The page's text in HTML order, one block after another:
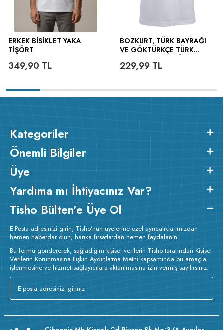
ERKEK BISIKLET YAKA
TIŞÖRT
349,90 TL
BOZKURT, TÜRK BAYRAĞI
VE GÖKTÜRKÇE TÜRK
229,99TL
Kategoriler
Önemli Bilgiler
Üye
Yardıma mı İhtiyacınız Var?
Tisho Bülten'e Üye Ol
E-Posta adresinizi girin, Tisho'nun üyelerine özel ayrıcalıklarımızdan
hemen haberdar olun, harika fırsatlardan hemen faydalanın.
Bu formu göndererek, sağladığım kişisel verilerin Tisho tarafından Kişisel
Verilerin Korunmasına İlişkin Aydınlatma Metni kapsamında bu amaçla
işlenmesine ve hizmet sağlayıcılara aktarılmasına izin vermiş sayılırsınız.